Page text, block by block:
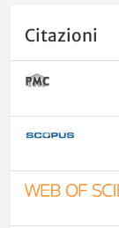
Citazioni